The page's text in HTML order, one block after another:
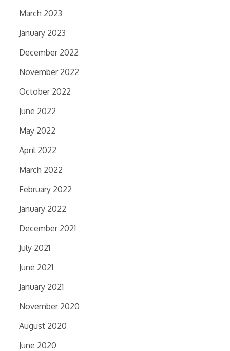
March 2023
January 2023
December 2022
November 2022
October 2022
June 2022
May 2022
April 2022
March 2022
February 2022
January 2022
December 2021
July 2021
June 2021
January 2021
November 2020
August 2020
June 2020